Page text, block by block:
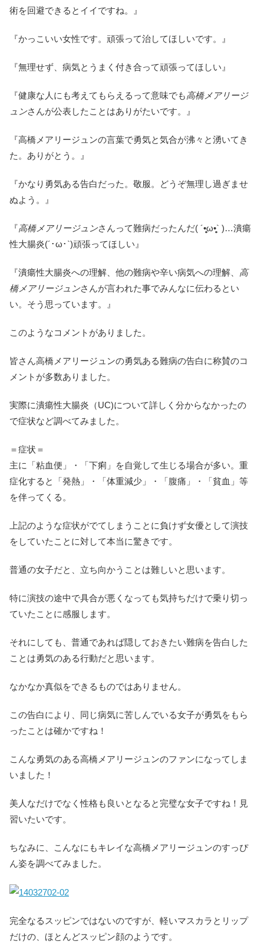
術を回避できるとイイですね。』
『かっこいい女性です。頑張って治してほしいです。』
『無理せず、病気とうまく付き合って頑張ってほしい』
『健康な人にも考えてもらえるって意味でも高橋メアリージ
ュンさんが公表したことはありがたいです。』
『高橋メアリージュンの言葉で勇気と気合が沸々と湧いてき
た。ありがとう。』
『かなり勇気ある告白だった。敬服。どうぞ無理し過ぎませ
ぬよう。』
『高橋メアリージュンさんって難病だったんだ( ´•̥̥̥ω•̥̥̥` )…潰瘍
性大腸炎(´･ω･`)頑張ってほしい』
『潰瘍性大腸炎への理解、他の難病や辛い病気への理解、 高
橋メアリージュンさんが言われた事でみんなに伝わるとい
い。そう思っています。』
このようなコメントがありました。
皆さん高橋メアリージュンの勇気ある難病の告白に称賛のコ
メントが多数ありました。
実際に潰瘍性大腸炎（UC)について詳しく分からなかったの
で症状など調べてみました。
＝症状＝
主に「粘血便」・「下痢」を自覚して生じる場合が多い。重
症化すると「発熱」・「体重減少」・「腹痛」・「貧血」等
を伴ってくる。
上記のような症状がでてしまうことに負けず女優として演技
をしていたことに対して本当に驚きです。
普通の女子だと、立ち向かうことは難しいと思います。
特に演技の途中で具合が悪くなっても気持ちだけで乗り切っ
ていたことに感服します。
それにしても、普通であれば隠しておきたい難病を告白した
ことは勇気のある行動だと思います。
なかなか真似をできるものではありません。
この告白により、同じ病気に苦しんでいる女子が勇気をもら
ったことは確かですね！
こんな勇気のある高橋メアリージュンのファンになってしま
いました！
美人なだけでなく性格も良いとなると完璧な女子ですね！見
習いたいです。
ちなみに、こんなにもキレイな高橋メアリージュンのすっぴ
ん姿を調べてみました。
完全なるスッピンではないのですが、軽いマスカラとリップ
だけの、ほとんどスッピン顔のようです。